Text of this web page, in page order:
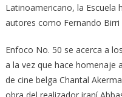
Latinoamericano, la Escuela
autores como Fernando Birri
Enfoco No. 50 se acerca a
a la vez que hace homenaje
de cine belga Chantal